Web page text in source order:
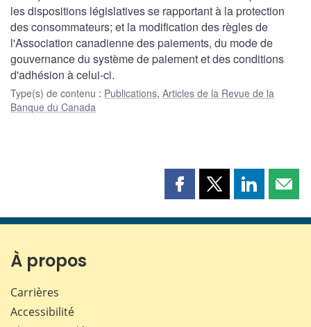
les dispositions législatives se rapportant à la protection
des consommateurs; et la modification des règles de
l'Association canadienne des paiements, du mode de
gouvernance du système de paiement et des conditions
d'adhésion à celui-ci.
Type(s) de contenu : Publications, Articles de la Revue de la
Banque du Canada
Partager
page
Partager
page
Partager
page page
À propos
Carrières
Accessibilité